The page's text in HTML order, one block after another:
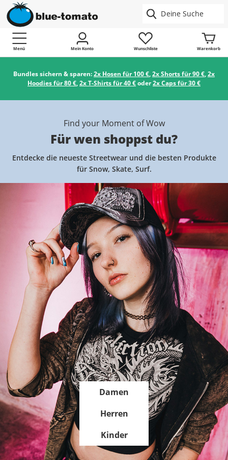
Menü Mein Konto Wunschliste Warenkorb
Bundles sichern & sparen:2x Hosen für 100 €,2x Shorts für 90 €,2x
Hoodies für 80 €,2x T-Shirts für 40 €oder2x Caps für 30 €
Find your Moment of Wow
Für wen shoppst du?
Entdecke die neueste Streetwear und die besten Produkte
für Snow, Skate, Surf.
Damen
Herren
Kinder